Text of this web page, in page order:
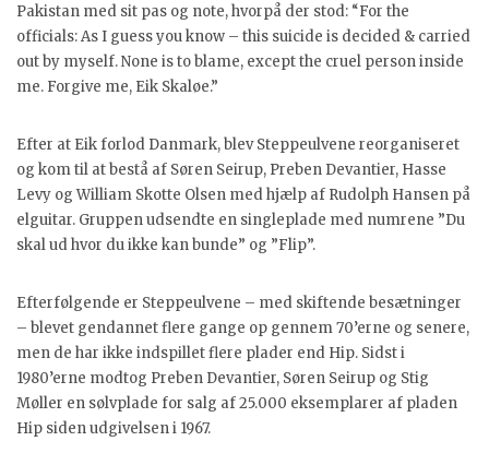
Pakistan med sit pas og note, hvorpå der stod: “For the
officials: As I guess you know – this suicide is decided & carried
out by myself. None is to blame, except the cruel person inside
me. Forgive me, Eik Skaløe.”
Efter at Eik forlod Danmark, blev Steppeulvene reorganiseret
og kom til at bestå af Søren Seirup, Preben Devantier, Hasse
Levy og William Skotte Olsen med hjælp af Rudolph Hansen på
elguitar. Gruppen udsendte en singleplade med numrene ”Du
skal ud hvor du ikke kan bunde” og ”Flip”.
Efterfølgende er Steppeulvene – med skiftende besætninger
– blevet gendannet flere gange op gennem 70’erne og senere,
men de har ikke indspillet flere plader end Hip. Sidst i
1980’erne modtog Preben Devantier, Søren Seirup og Stig
Møller en sølvplade for salg af 25.000 eksemplarer af pladen
Hip siden udgivelsen i 1967.